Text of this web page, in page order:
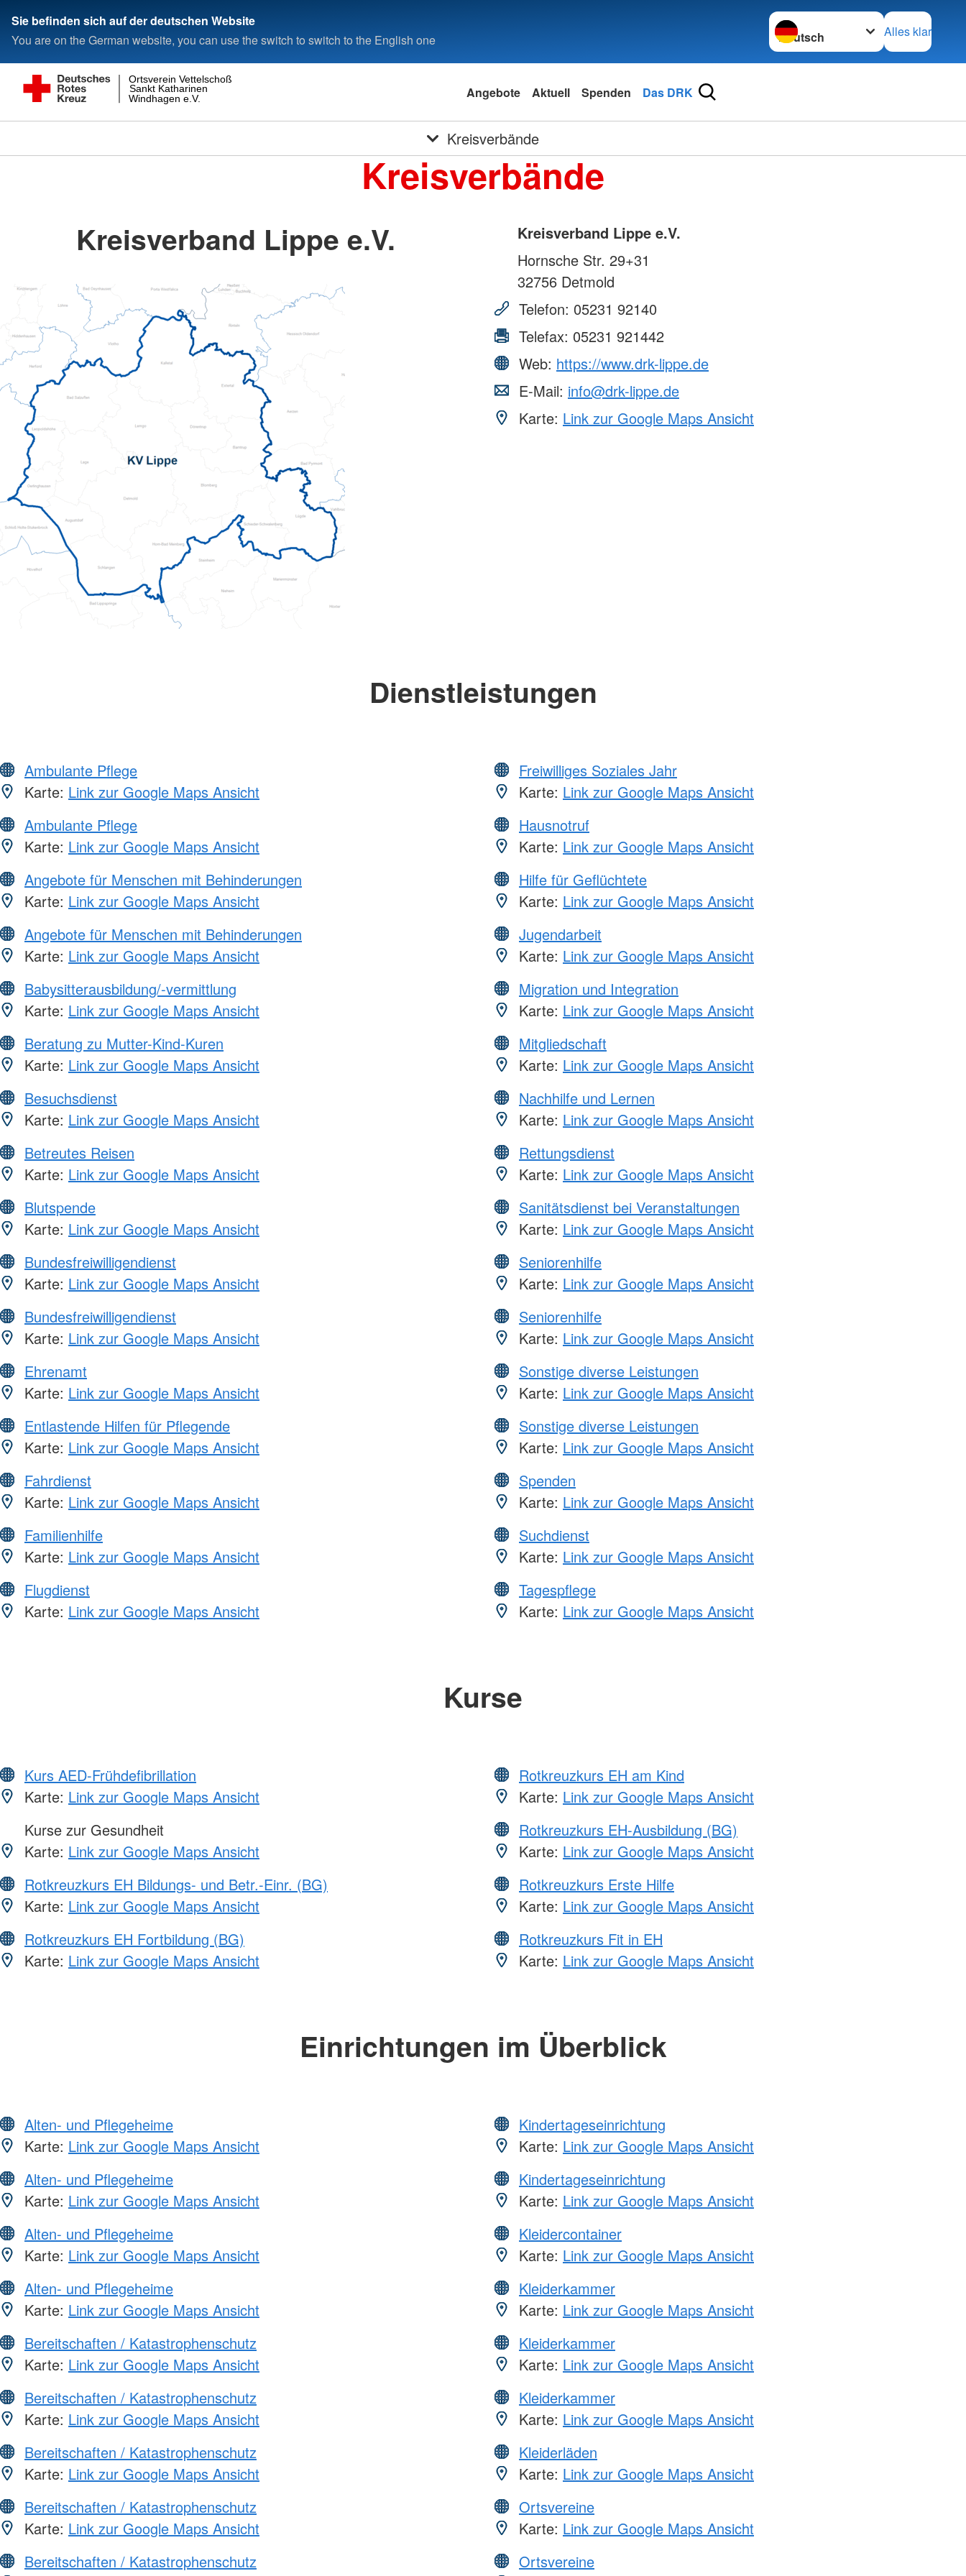
Sie befinden sich auf der deutschen Website
You are on the German website, you can use the switch to switch to the English one
Sprache wechseln zu
Alles klar
Windhagen e.V.
Sankt Katharinen
Ortsverein Vettelschoß
Angebote Aktuell Spenden Das DRK
Kreisverbände
Kreisverbände
Kreisverband Lippe e.V.
Kreisverband Lippe e.V.
Hornsche Str. 29+31
32756 Detmold
Telefon: 05231 92140
Telefax: 05231 921442
Web: https://www.drk-lippe.de
E-Mail: info@drk-lippe.de
Karte: Link zur Google Maps Ansicht
Dienstleistungen
Ambulante Pflege
Karte: Link zur Google Maps Ansicht
Ambulante Pflege
Karte: Link zur Google Maps Ansicht
Angebote für Menschen mit Behinderungen
Karte: Link zur Google Maps Ansicht
Angebote für Menschen mit Behinderungen
Karte: Link zur Google Maps Ansicht
Babysitterausbildung/-vermittlung
Karte: Link zur Google Maps Ansicht
Beratung zu Mutter-Kind-Kuren
Karte: Link zur Google Maps Ansicht
Besuchsdienst
Karte: Link zur Google Maps Ansicht
Betreutes Reisen
Karte: Link zur Google Maps Ansicht
Blutspende
Karte: Link zur Google Maps Ansicht
Bundesfreiwilligendienst
Karte: Link zur Google Maps Ansicht
Bundesfreiwilligendienst
Karte: Link zur Google Maps Ansicht
Ehrenamt
Karte: Link zur Google Maps Ansicht
Entlastende Hilfen für Pflegende
Karte: Link zur Google Maps Ansicht
Fahrdienst
Karte: Link zur Google Maps Ansicht
Familienhilfe
Karte: Link zur Google Maps Ansicht
Flugdienst
Karte: Link zur Google Maps Ansicht
Freiwilliges Soziales Jahr
Karte: Link zur Google Maps Ansicht
Hausnotruf
Karte: Link zur Google Maps Ansicht
Hilfe für Geflüchtete
Karte: Link zur Google Maps Ansicht
Jugendarbeit
Karte: Link zur Google Maps Ansicht
Migration und Integration
Karte: Link zur Google Maps Ansicht
Mitgliedschaft
Karte: Link zur Google Maps Ansicht
Nachhilfe und Lernen
Karte: Link zur Google Maps Ansicht
Rettungsdienst
Karte: Link zur Google Maps Ansicht
Sanitätsdienst bei Veranstaltungen
Karte: Link zur Google Maps Ansicht
Seniorenhilfe
Karte: Link zur Google Maps Ansicht
Seniorenhilfe
Karte: Link zur Google Maps Ansicht
Sonstige diverse Leistungen
Karte: Link zur Google Maps Ansicht
Sonstige diverse Leistungen
Karte: Link zur Google Maps Ansicht
Spenden
Karte: Link zur Google Maps Ansicht
Suchdienst
Karte: Link zur Google Maps Ansicht
Tagespflege
Karte: Link zur Google Maps Ansicht
Kurse
Kurs AED-Frühdefibrillation
Karte: Link zur Google Maps Ansicht
Kurse zur Gesundheit
Karte: Link zur Google Maps Ansicht
Rotkreuzkurs EH Bildungs- und Betr.-Einr. (BG)
Karte: Link zur Google Maps Ansicht
Rotkreuzkurs EH Fortbildung (BG)
Karte: Link zur Google Maps Ansicht
Rotkreuzkurs EH am Kind
Karte: Link zur Google Maps Ansicht
Rotkreuzkurs EH-Ausbildung (BG)
Karte: Link zur Google Maps Ansicht
Rotkreuzkurs Erste Hilfe
Karte: Link zur Google Maps Ansicht
Rotkreuzkurs Fit in EH
Karte: Link zur Google Maps Ansicht
Einrichtungen im Überblick
Alten- und Pflegeheime
Karte: Link zur Google Maps Ansicht
Alten- und Pflegeheime
Karte: Link zur Google Maps Ansicht
Alten- und Pflegeheime
Karte: Link zur Google Maps Ansicht
Alten- und Pflegeheime
Karte: Link zur Google Maps Ansicht
Bereitschaften / Katastrophenschutz
Karte: Link zur Google Maps Ansicht
Bereitschaften / Katastrophenschutz
Karte: Link zur Google Maps Ansicht
Bereitschaften / Katastrophenschutz
Karte: Link zur Google Maps Ansicht
Bereitschaften / Katastrophenschutz
Karte: Link zur Google Maps Ansicht
Bereitschaften / Katastrophenschutz
Kindertageseinrichtung
Karte: Link zur Google Maps Ansicht
Kindertageseinrichtung
Karte: Link zur Google Maps Ansicht
Kleidercontainer
Karte: Link zur Google Maps Ansicht
Kleiderkammer
Karte: Link zur Google Maps Ansicht
Kleiderkammer
Karte: Link zur Google Maps Ansicht
Kleiderkammer
Karte: Link zur Google Maps Ansicht
Kleiderläden
Karte: Link zur Google Maps Ansicht
Ortsvereine
Karte: Link zur Google Maps Ansicht
Ortsvereine